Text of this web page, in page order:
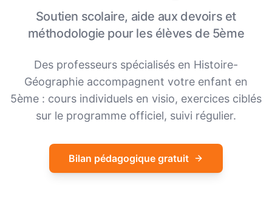
Soutien scolaire, aide aux devoirs et
méthodologie pour les élèves de 5ème
Des professeurs spécialisés en Histoire-
Géographie accompagnent votre enfant en
5ème : cours individuels en visio, exercices ciblés
sur le programme officiel, suivi régulier.
Bilan pédagogique gratuit